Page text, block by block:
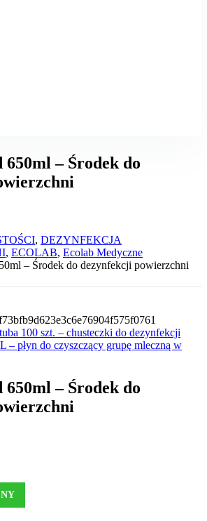
– Środek do
, DEZYNFEKCJA
, ECOLAB, Ecolab Medyczne
– Środek do dezynfekcji powierzchni
100 szt. – chusteczki do dezynfekcji
– płyn do czyszczący grupę mleczną w
– Środek do